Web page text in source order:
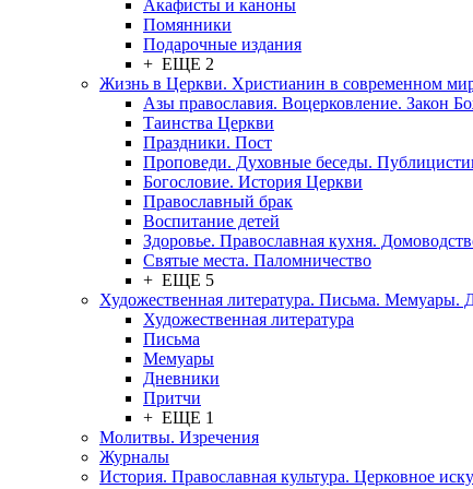
Акафисты и каноны
Помянники
Подарочные издания
+ ЕЩЕ 2
Жизнь в Церкви. Христианин в современном
Азы православия. Воцерковление. Закон
Таинства Церкви
Праздники. Пост
Проповеди. Духовные беседы.
Богословие. История Церкви
Православный брак
Воспитание детей
Здоровье. Православная кухня.
Святые места. Паломничество
+ ЕЩЕ 5
Художественная литература. Письма. Мемуары.
Художественная литература
Письма
Мемуары
Дневники
Притчи
+ ЕЩЕ 1
Молитвы. Изречения
Журналы
История. Православная культура. Церковное